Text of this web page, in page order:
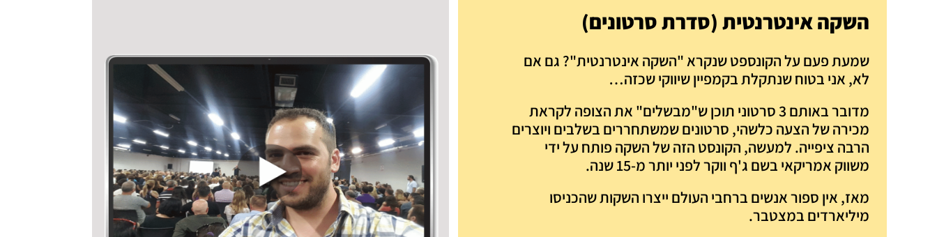
השקה אינטרנטית (סדרת סרטונים)
שמעת פעם על הקונספט שנקרא "השקה אינטרנטית"? גם אם
לא, אני בטוח שנתקלת בקמפיין שיווקי שכזה…
מדובר באותם 3 סרטוני תוכן ש"מבשלים" את הצופה לקראת
מכירה של הצעה כלשהי, סרטונים שמשתחררים בשלבים ויוצרים
הרבה ציפייה. למעשה, הקונסט הזה של השקה פותח על ידי
משווק אמריקאי בשם ג'ף ווקר לפני יותר מ-15 שנה.
מאז, אין ספור אנשים ברחבי העולם ייצרו השקות שהכניסו
מיליארדים במצטבר.